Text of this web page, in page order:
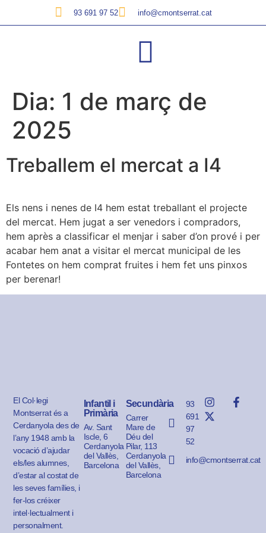
93 691 97 52 info@cmontserrat.cat
Dia: 1 de març de
2025
Treballem el mercat a I4
Els nens i nenes de I4 hem estat treballant el projecte
del mercat. Hem jugat a ser venedors i compradors,
hem après a classificar el menjar i saber d’on prové i per
acabar hem anat a visitar el mercat municipal de les
Fontetes on hem comprat fruites i hem fet uns pinxos
per berenar!
El Col·legi
Montserrat és a
Cerdanyola des de
l’any 1948 amb la
vocació d’ajudar
els/les alumnes,
d’estar al costat de
les seves famílies, i
fer-los créixer
intel·lectualment i
personalment.
Infantil i
Primària
Av. Sant
Iscle, 6
Cerdanyola
del Vallès,
Barcelona
Secundària
Carrer
Mare de
Déu del
Pilar, 113
Cerdanyola
del Vallès,
Barcelona
93
691
97
52
info@cmontserrat.cat